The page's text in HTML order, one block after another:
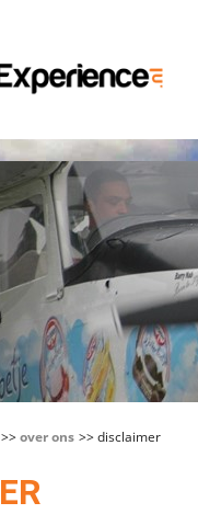
>>over ons >> disclaimer